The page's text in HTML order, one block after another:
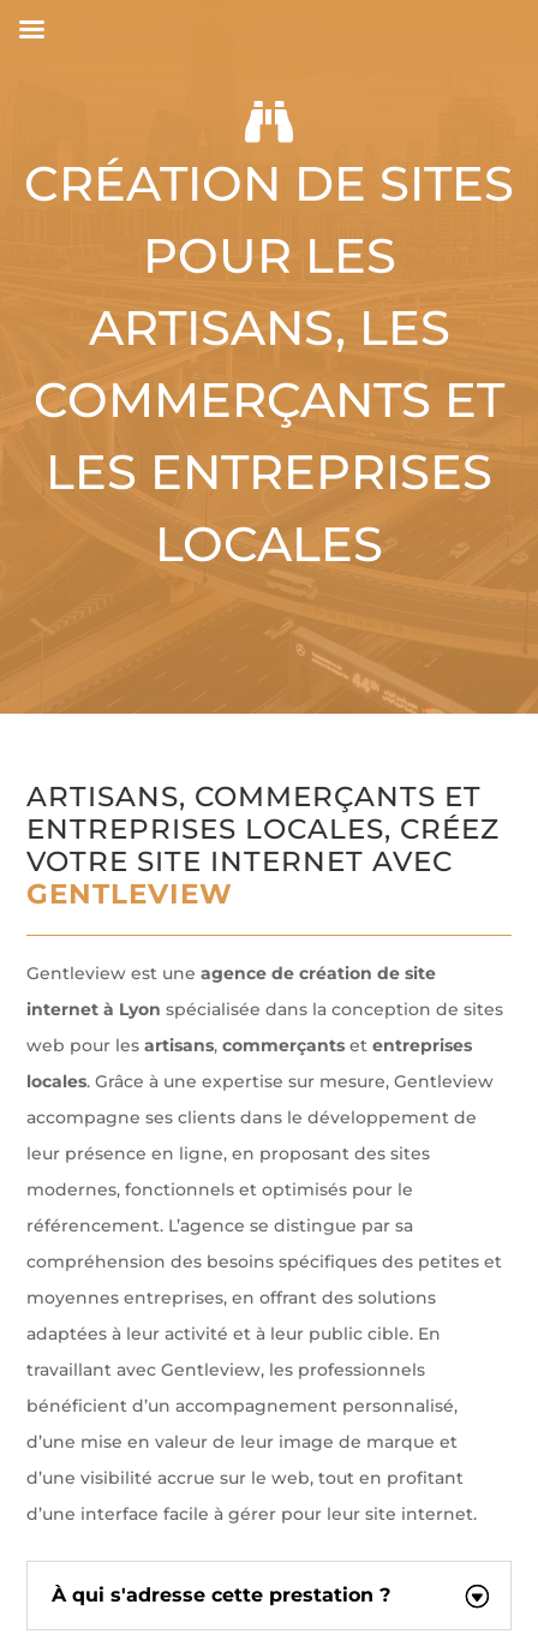

CRÉATION DE SITES
POUR LES
ARTISANS, LES
COMMERÇANTS ET
LES ENTREPRISES
LOCALES
ARTISANS, COMMERÇANTS ET
ENTREPRISES LOCALES, CRÉEZ
VOTRE SITE INTERNET AVEC
GENTLEVIEW
Gentleview est uneagence de création de site
internet à Lyon spécialisée dans la conception de sites
web pour lesartisans,commerçants etentreprises
locales. Grâce à une expertise sur mesure, Gentleview
accompagne ses clients dans le développement de
leur présence en ligne, en proposant des sites
modernes, fonctionnels et optimisés pour le
référencement. L’agence se distingue par sa
compréhension des besoins spécifiques des petites et
moyennes entreprises, en offrant des solutions
adaptées à leur activité et à leur public cible. En
travaillant avec Gentleview, les professionnels
bénéficient d’un accompagnement personnalisé,
d’une mise en valeur de leur image de marque et
d’une visibilité accrue sur le web, tout en profitant
d’une interface facile à gérer pour leur site internet.
À qui s'adresse cette prestation ?